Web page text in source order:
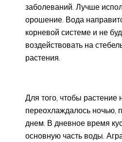
заболеваний. Лучше
орошение. Вода
корневой системе и не
воздействовать на
растения.
Для того, чтобы растение
переохлаждалось ночью,
днем. В дневное время
основную часть воды.